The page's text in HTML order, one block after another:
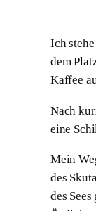
Ich
dem
Kaffee
Nach
eine
Mein
des
des